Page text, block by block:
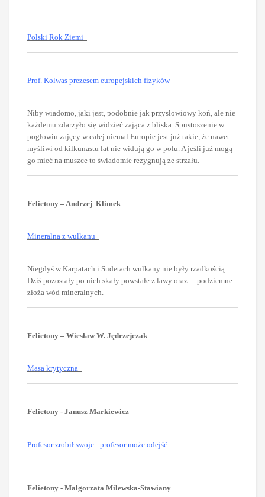
Polski Rok Ziemi
Prof. Kolwas prezesem europejskich fizyków
Niby wiadomo, jaki jest, podobnie jak przysłowiowy koń, ale nie
każdemu zdarzyło się widzieć zająca z bliska. Spustoszenie w
pogłowiu zajęcy w całej niemal Europie jest już takie, że nawet
myśliwi od kilkunastu lat nie widują go w polu. A jeśli już mogą
go mieć na muszce to świadomie rezygnują ze strzału.
Felietony – Andrzej Klimek
Mineralna z wulkanu
Niegdyś w Karpatach i Sudetach wulkany nie były rzadkością.
Dziś pozostały po nich skały powstałe z lawy oraz… podziemne
złoża wód mineralnych.
Felietony – Wiesław W. Jędrzejczak
Masa krytyczna
Felietony - Janusz Markiewicz
Profesor zrobił swoje - profesor może odejść
Felietony - Małgorzata Milewska-Stawiany